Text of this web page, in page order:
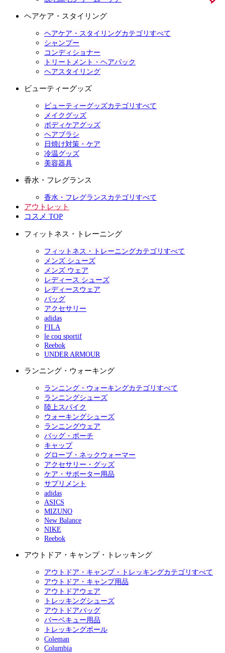
ヘアケア・スタイリング
ヘアケア・スタイリングカテゴリすべて
シャンプー
コンディショナー
トリートメント・ヘアパック
ヘアスタイリング
ビューティーグッズ
ビューティーグッズカテゴリすべて
メイクグッズ
ボディケアグッズ
ヘアブラシ
日焼け対策・ケア
冷温グッズ
美容器具
香水・フレグランス
香水・フレグランスカテゴリすべて
アウトレット
コスメ TOP
フィットネス・トレーニング
フィットネス・トレーニングカテゴリすべて
メンズ シューズ
メンズ ウェア
レディース シューズ
レディースウェア
バッグ
アクセサリー
adidas
FILA
le coq sportif
Reebok
UNDER ARMOUR
ランニング・ウォーキング
ランニング・ウォーキングカテゴリすべて
ランニングシューズ
陸上スパイク
ウォーキングシューズ
ランニングウェア
バッグ・ポーチ
キャップ
グローブ・ネックウォーマー
アクセサリー・グッズ
ケア・サポーター用品
サプリメント
adidas
ASICS
MIZUNO
New Balance
NIKE
Reebok
アウトドア・キャンプ・トレッキング
アウトドア・キャンプ・トレッキングカテゴリすべて
アウトドア・キャンプ用品
アウトドアウェア
トレッキングシューズ
アウトドアバッグ
バーベキュー用品
トレッキングポール
Coleman
Columbia